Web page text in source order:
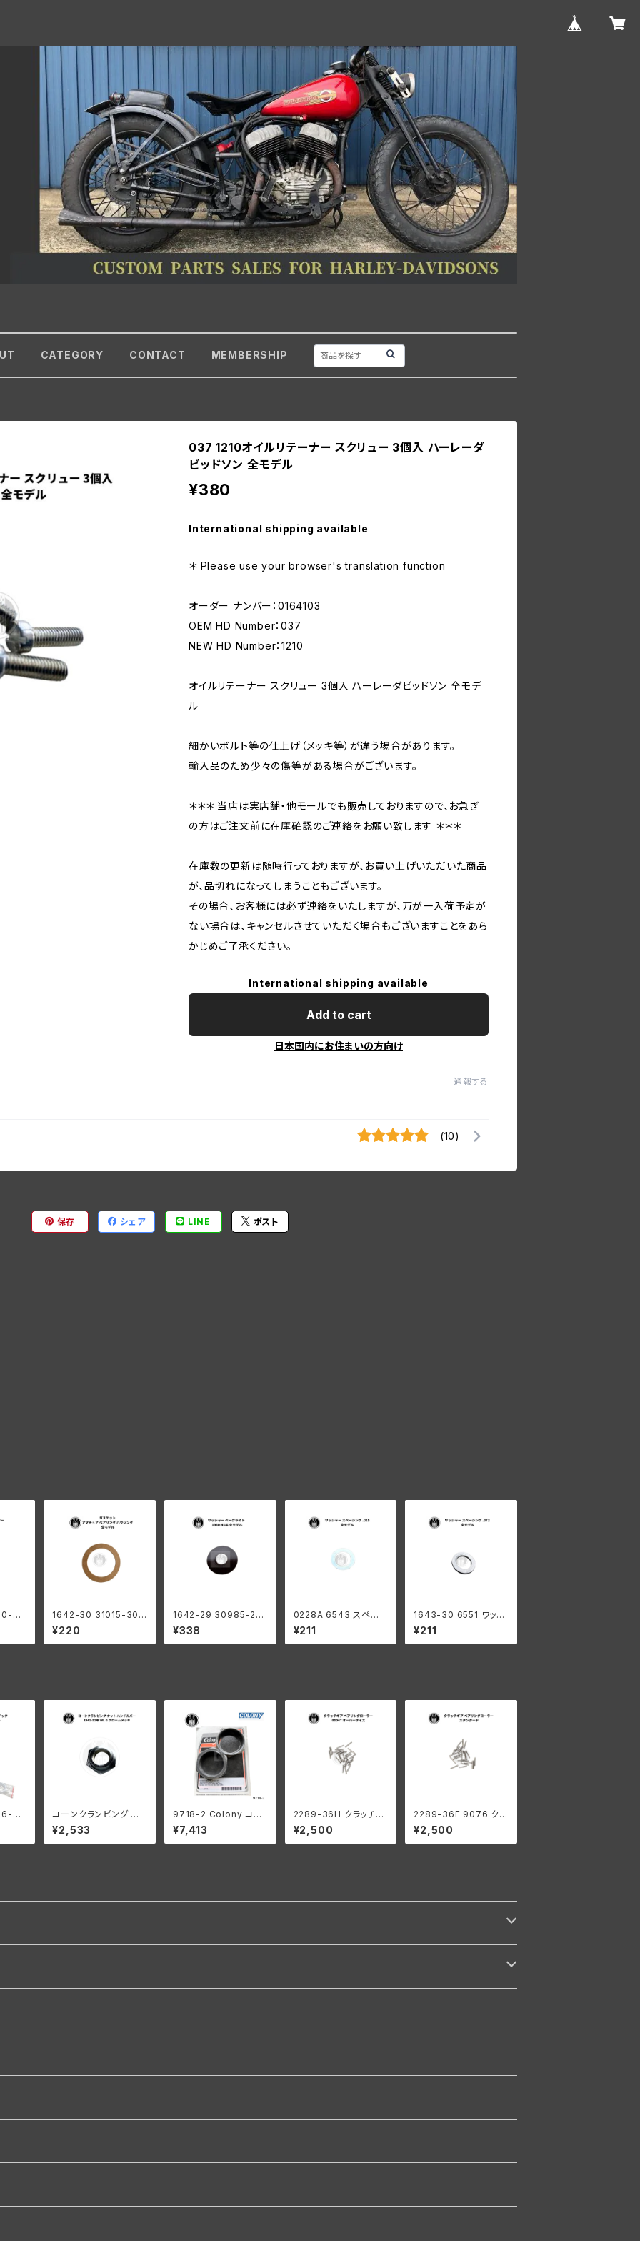
CATEGORY CONTACT MEMBERSHIP
037 1210オイルリテーナー スクリュー 3個入 ハーレーダ
ビッドソン 全モデル
¥380
International shipping available
＊ Please use your browser's translation function
オーダー ナンバー：0164103
OEM HD Number：037
NEW HD Number：1210
オイルリテーナー スクリュー 3個入 ハーレーダビッドソン 全モデ
ル
細かいボルト等の仕上げ（メッキ等）が違う場合があります。
輸入品のため少々の傷等がある場合がございます。
＊＊＊ 当店は実店舗・他モールでも販売しておりますので、お急ぎ
の方はご注文前に在庫確認のご連絡をお願い致します ＊＊＊
在庫数の更新は随時行っておりますが、お買い上げいただいた商品
が、品切れになってしまうこともございます。
その場合、お客様には必ず連絡をいたしますが、万が一入荷予定が
ない場合は、キャンセルさせていただく場合もございますことをあら
かじめご了承ください。
International shipping available
Add to cart
日本国内にお住まいの方向け
通報する
(10)
保存 シェア LINE ポスト
30
モ
1642-30 31015-30
ガスケット アマチュア
ベアリング ハウジング
ハーレーダビッドソン
¥220
1642-29 30985-29
ワッシャー ベークライト
ハーレーダビッドソン 1
930-45年 全モデル
¥338
0228A 6543 スペー
シング ワッシャー .025
ハーレーダビッドソン
全モデル
¥211
1643-30 6551 ワッシ
ャー スペーシング .07
2 ハーレーダビッドソン
全モデル
¥211
29
コーンクランピング ナッ
ト ハンドルバー ハーレ
ーダビッドソン 1941-5
2年 WL G クロームメッ
¥2,533
9718-2 Colony コロ
ニー インテーク マニホ
ールド ナット キット ハ
ーレーダビッドソン 194
¥7,413
2289-36H クラッチギ
ア ベアリングローラー
0006" オーバーサイズ
44個 ハーレーダビッド
¥2,500
2289-36F 9076 クラ
ッチギア ベアリングロ
ーラー 0004" オーバ
ーサイズ 44個 ハーレ
¥2,500